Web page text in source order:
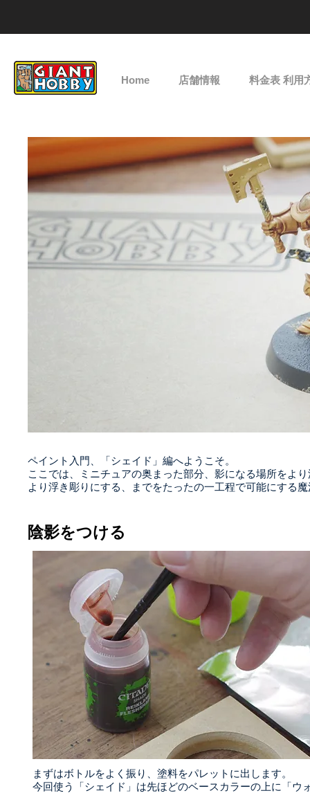
Home 店舗情報 料金表 利用
ペイント入門、「シェイド」編へようこそ。
ここでは、ミニチュアの奥まった部分、影になる場所をよ
より浮き彫りにする、までをたったの一工程で可能にする
陰影をつける
まずはボトルをよく振り、塗料をパレットに出します。
今回使う「シェイド」は先ほどのベースカラーの上に「